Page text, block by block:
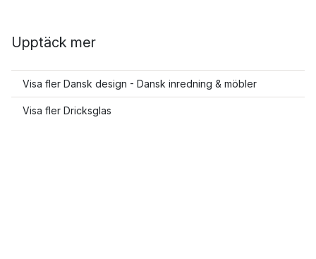
Upptäck mer
Visa fler Dansk design - Dansk inredning & möbler
Visa fler Dricksglas